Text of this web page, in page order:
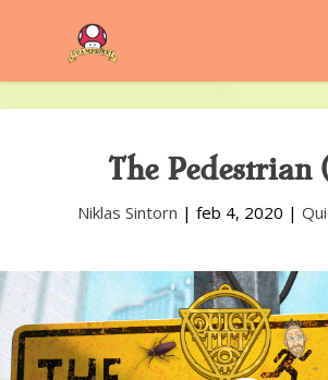
The Pedestrian
Niklas Sintorn | feb 4, 2020 |